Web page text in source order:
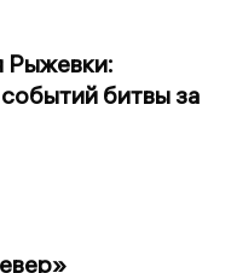
Рыжевки:
битвы за